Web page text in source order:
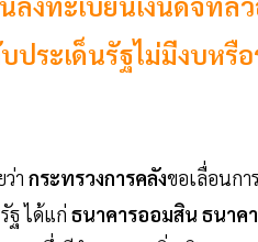
ประเด็นรัฐไม่มีงบห
า กระทรวงการคลังขอเลื่อนการ
ฐ ได้แก่ ธนาคารออมสิน ธนาค